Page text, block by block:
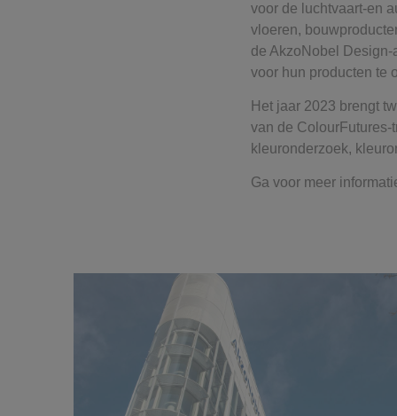
voor de luchtvaart-en
vloeren,
de AkzoNobel
voor hun producten te
Het jaar 2023 brengt
van de
kleuronderzoek,
Ga voor meer